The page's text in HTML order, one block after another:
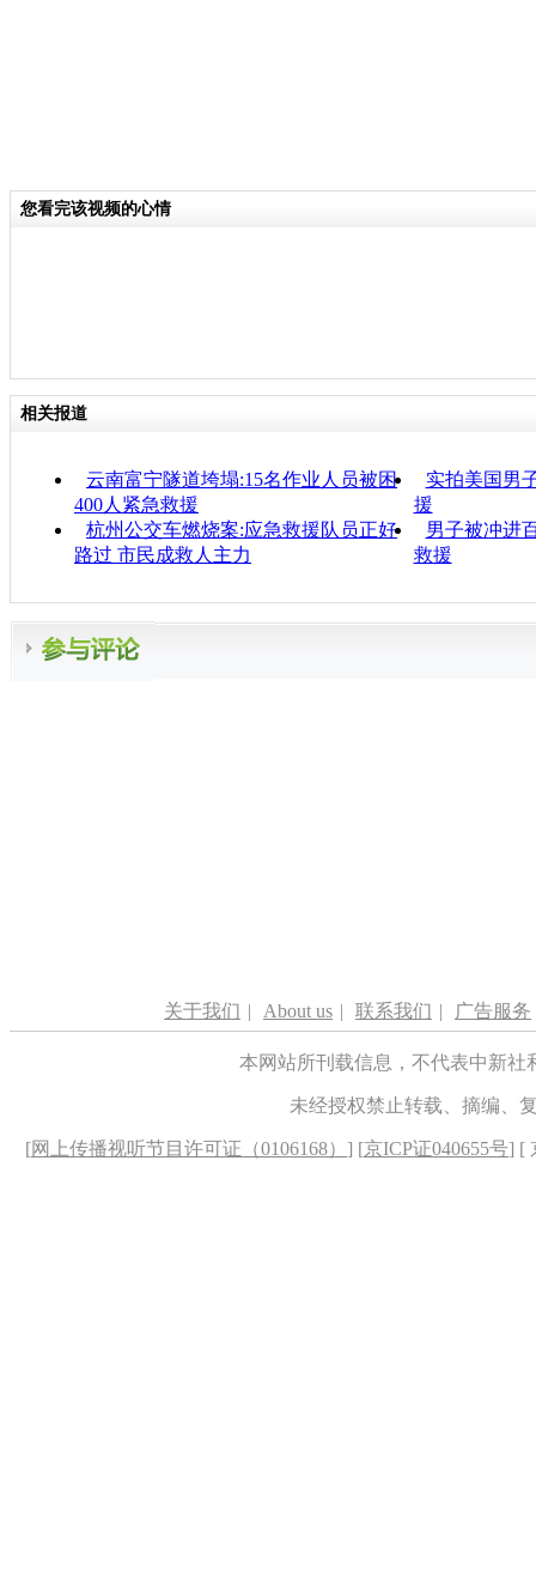
您看完该视频的心情
相关报道
云南富宁隧道垮塌:15名作业人员被困
400人紧急救援
实拍美国男
援
杭州公交车燃烧案:应急救援队员正好
路过 市民成救人主力
男子被冲进
救援
关于我们 | About us | 联系我们 | 广告服务
本网站所刊载信息，不代表中新
未经授权禁止转载、摘编、
[网上传播视听节目许可证（0106168） ] [京ICP证040655号] [